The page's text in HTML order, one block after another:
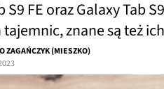
S9 FE oraz Galaxy Tab
znane są też
ZAGAŃCZYK (MIESZKO)